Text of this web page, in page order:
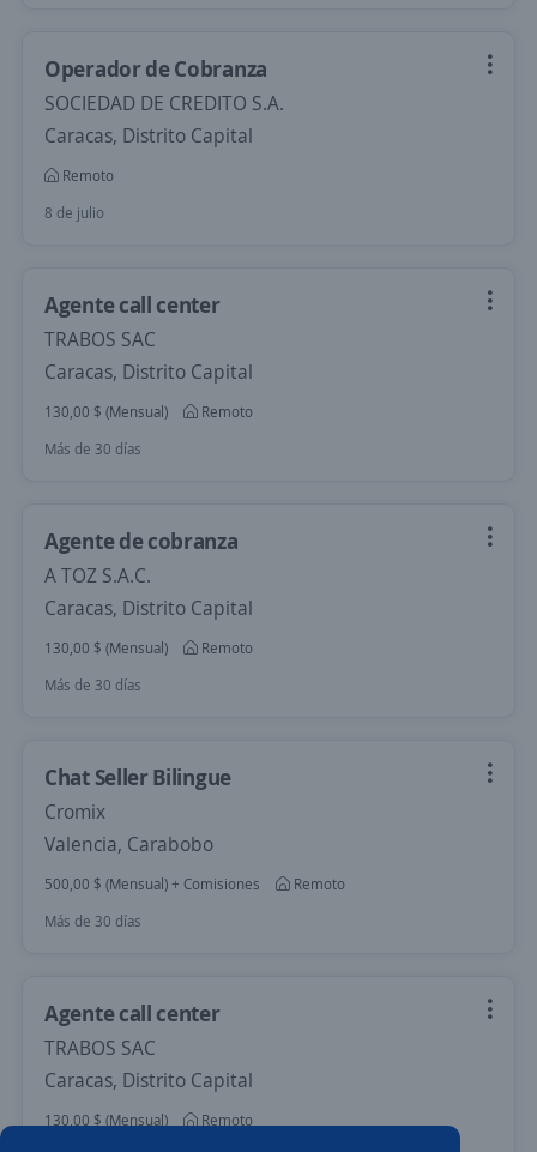
Operador de Cobranza
SOCIEDAD DE CREDITO S.A.
Caracas, Distrito Capital
Remoto
8 de julio
Agente call center
TRABOS SAC
Caracas, Distrito Capital
130,00 $ (Mensual)
Remoto
Más de 30 días
Agente de cobranza
A TOZ S.A.C.
Caracas, Distrito Capital
130,00 $ (Mensual)
Remoto
Más de 30 días
Chat Seller Bilingue
Cromix
Valencia, Carabobo
500,00 $ (Mensual) + Comisiones
Remoto
Más de 30 días
Agente call center
TRABOS SAC
Caracas, Distrito Capital
130,00 $ (Mensual)
Remoto